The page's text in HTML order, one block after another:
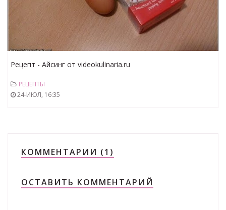
Рецепт - Айсинг от videokulinaria.ru
РЕЦЕПТЫ
24-ИЮЛ, 16:35
КОММЕНТАРИИ (1)
ОСТАВИТЬ КОММЕНТАРИЙ